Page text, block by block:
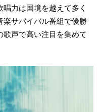
力は国境を越えて多く
サバイバル番組で優勝
歌声で高い注目を集めて